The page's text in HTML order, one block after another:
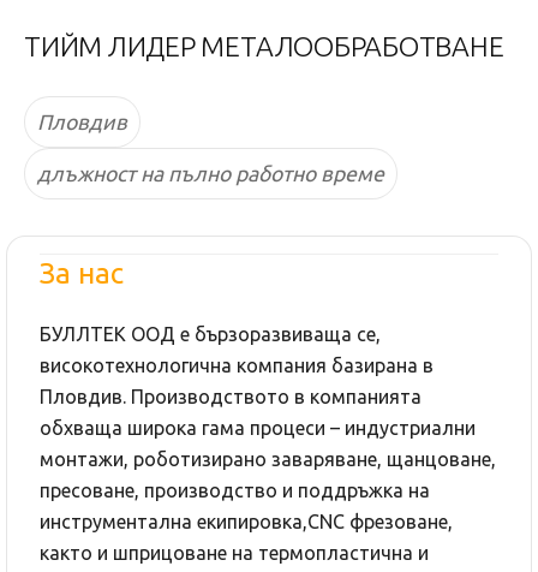
ТИЙМ ЛИДЕР МЕТАЛООБРАБОТВАНЕ
Пловдив
длъжност на пълно работно време
За нас
БУЛЛТЕК ООД е бързоразвиваща се,
високотехнологична компания базирана в
Пловдив. Производството в компанията
обхваща широка гама процеси – индустриални
монтажи, роботизирано заваряване, щанцоване,
пресоване, производство и поддръжка на
инструментална екипировка,СNC фрезоване,
както и шприцоване на термопластична и